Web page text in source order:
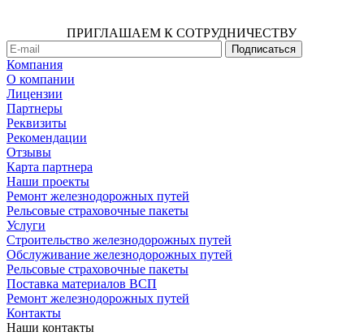
ПРИГЛАШАЕМ К СОТРУДНИЧЕСТВУ
Компания
О компании
Лицензии
Партнеры
Реквизиты
Рекомендации
Отзывы
Карта партнера
Наши проекты
Ремонт железнодорожных путей
Рельсовые страховочные пакеты
Услуги
Строительство железнодорожных путей
Обслуживание железнодорожных путей
Рельсовые страховочные пакеты
Поставка материалов ВСП
Ремонт железнодорожных путей
Контакты
Наши контакты